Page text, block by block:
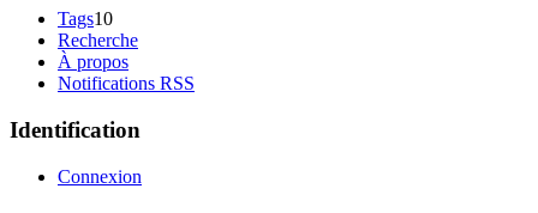
Tags10
Recherche
À propos
Notifications RSS
Identification
Connexion